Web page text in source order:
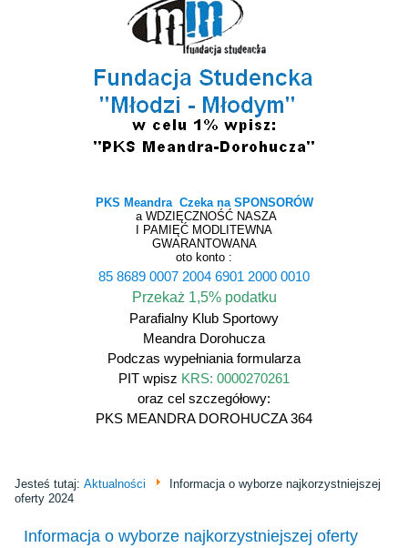
PKS Meandra Czeka na SPONSORÓW
a WDZIĘCZNOŚĆ NASZA
I PAMIĘĆ MODLITEWNA
GWARANTOWANA
oto konto :
85 8689 0007 2004 6901 2000 0010
Przekaż 1,5% podatku
Parafialny Klub Sportowy
Meandra Dorohucza
Podczas wypełniania formularza
PIT wpisz KRS: 0000270261
oraz cel szczegółowy:
PKS MEANDRA DOROHUCZA 364
Jesteś tutaj:Aktualności
Informacja o wyborze najkorzystniejszej
oferty 2024
Informacja o wyborze najkorzystniejszej oferty